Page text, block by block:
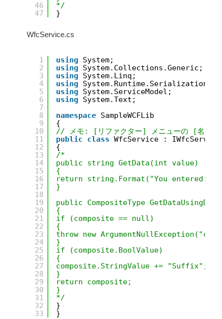
46
47
*/
}
WfcService.cs
1
2
3
4
5
6
7
8
9
10
11
12
13
14
15
16
17
18
19
20
21
22
23
24
25
26
27
28
29
30
31
32
33
using
System;
using
System.Collections.Generic;
using
System.Linq;
using
System.Runtime.Serialization;
using
System.ServiceModel;
using
System.Text;
namespace SampleWCFLib
{
// メモ: [リファクター] メニューの [名前の
public
class WfcService : IWfcService
{
/*
public string GetData(int value)
{
return string.Format("You entered:
}
public CompositeType
{
if (composite == null)
{
throw new
}
if (composite.BoolValue)
{
composite.StringValue += "Suffix";
}
return composite;
}
*/
}
}